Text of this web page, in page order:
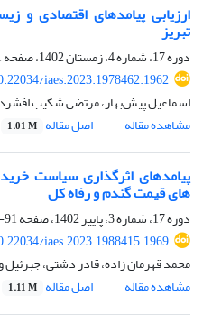
ارزیابی پیامدهای اقتصادی و
تبریز
دوره 17، شماره 4، زمستان 1402، صفحه
iaes.2023.1978462.1962
اسماعیل پیش‌بهار، مرتضی شکیب
مشاهده مقاله
اصل مقاله 1.01 M
پیامدهای اثرگذاری سیاست
های قیمت گندم و رفاه کل
دوره 17، شماره 3، پاییز 1402، صفحه
91-112
iaes.2023.1988415.1969
محمد قهرمان زاده، قادر دشتی، جبرئیل
مشاهده مقاله
اصل مقاله 1.11 M